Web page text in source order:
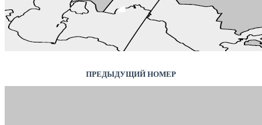
ПРЕДЫДУЩИЙ НОМЕР